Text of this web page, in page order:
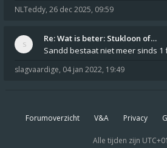
NLTeddy, 26 dec 2025, 09:59
Re: Wat is beter: Stukloon of…
Sandd bestaat niet meer sinds 1
slagvaardige, 04 jan 2022, 19:49
Forumoverzicht V&A Privacy
Alle tijden zijn